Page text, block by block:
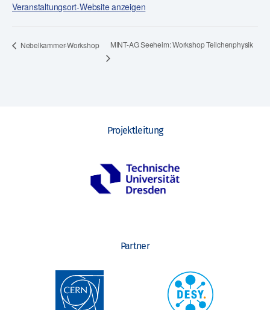
Veranstaltungsort-Website anzeigen
Nebelkammer-Workshop MINT-AG Seeheim: Workshop Teilchenphysik
Projektleitung
Partner